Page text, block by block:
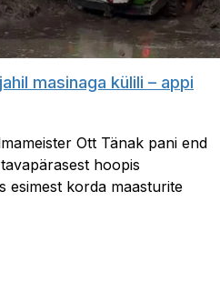
masinaga külili – appi
Ott Tänak pani end
hoopis
esimest korda maasturite